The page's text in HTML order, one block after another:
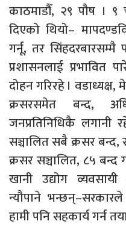
काठमाडौँ, २९ पौष ।
दिएको थियो–
गर्नू, तर सिंहदरबारसम्मै
प्रशासनलाई प्रभावित
दोहन गरिरहे ।
क्रसरसमेत बन्द,
जनप्रतिनिधिकै
सञ्चालित सबै क्रसर
क्रसर सञ्चालित, ८५
खानी उद्योग
न्यौपाने
हामी पनि सहकार्य गर्न